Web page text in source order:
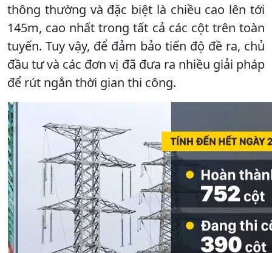
thông thường và đặc biệt là chiều cao lên tới
145m, cao nhất trong tất cả các cột trên toàn
tuyến. Tuy vậy, để đảm bảo tiến độ đề ra, chủ
đầu tư và các đơn vị đã đưa ra nhiều giải pháp
để rút ngắn thời gian thi công.